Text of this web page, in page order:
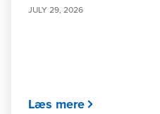
JULY 29, 2026
Læs mere